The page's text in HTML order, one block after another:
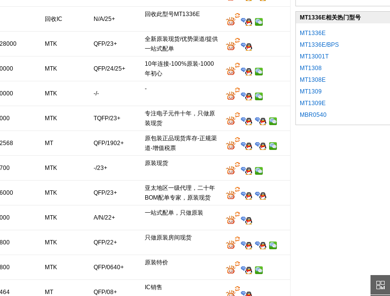
回收IC N/A/25+
回收此型号MT1336E
MTK QFP/23+
全新原装现货/优势渠道/提供
一站式配单
MTK QFP/24/25+
10年连接-100%原装-1000
年初心
MTK -/-
-
MTK TQFP/23+
专注电子元件十年，只做原
装现货
MT QFP/1902+
原包装正品现货库存-正规渠
道-增值税票
MTK -/23+
原装现货
MTK QFP/23+
亚太地区一级代理，二十年
BOM配单专家，原装现货
MTK A/N/22+
一站式配单，只做原装
MTK QFP/22+
只做原装房间现货
MTK QFP/0640+
原装特价
MT QFP/08+
IC销售
MT1336E相关热门型号
MT1336E
MT1336E/BPS
MT13001T
MT1308
MT1308E
MT1309
MT1309E
MBR0540